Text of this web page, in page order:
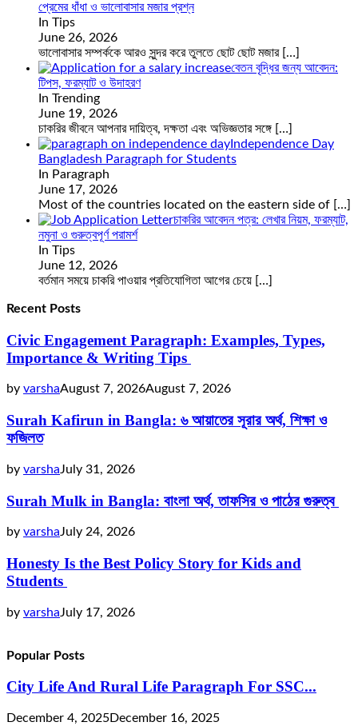
প্রেমের ধাঁধা ও ভালোবাসার মজার প্রশ্ন
In Tips
June 26, 2026
ভালোবাসার সম্পর্ককে আরও সুন্দর করে তুলতে ছোট ছোট মজার […]
বেতন বৃদ্ধির জন্য আবেদন:
টিপস, ফরম্যাট ও উদাহরণ
In Trending
June 19, 2026
চাকরির জীবনে আপনার দায়িত্ব, দক্ষতা এবং অভিজ্ঞতার সঙ্গে […]
Independence Day
Bangladesh Paragraph for Students
In Paragraph
June 17, 2026
Most of the countries located on the eastern side of […]
চাকরির আবেদন পত্র: লেখার নিয়ম, ফরম্যাট,
নমুনা ও গুরুত্বপূর্ণ পরামর্শ
In Tips
June 12, 2026
বর্তমান সময়ে চাকরি পাওয়ার প্রতিযোগিতা আগের চেয়ে […]
Recent Posts
Civic Engagement Paragraph: Examples, Types,
Importance & Writing Tips
by varshaAugust 7, 2026August 7, 2026
Surah Kafirun in Bangla: ৬ আয়াতের সূরার অর্থ, শিক্ষা ও
ফজিলত
by varshaJuly 31, 2026
Surah Mulk in Bangla: বাংলা অর্থ, তাফসির ও পাঠের গুরুত্ব
by varshaJuly 24, 2026
Honesty Is the Best Policy Story for Kids and
Students
by varshaJuly 17, 2026
Popular Posts
City Life And Rural Life Paragraph For SSC...
December 4, 2025December 16, 2025